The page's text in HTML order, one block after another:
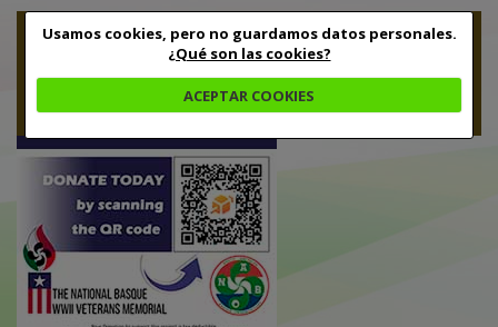
Usamos cookies, pero no guardamos datos personales.
¿Qué son las cookies?
ACEPTAR COOKIES